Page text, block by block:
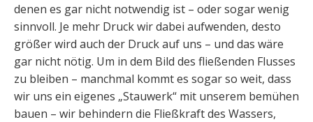
denen es gar nicht notwendig ist – oder sogar wenig
sinnvoll. Je mehr Druck wir dabei aufwenden, desto
größer wird auch der Druck auf uns – und das wäre
gar nicht nötig. Um in dem Bild des fließenden Flusses
zu bleiben – manchmal kommt es sogar so weit, dass
wir uns ein eigenes „Stauwerk“ mit unserem bemühen
bauen – wir behindern die Fließkraft des Wassers,